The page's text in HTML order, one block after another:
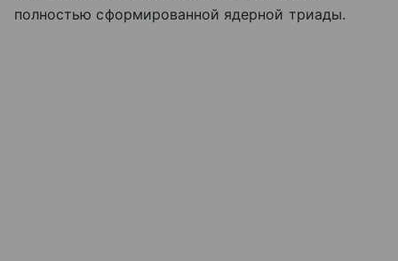
полностью сформированной ядерной триады.